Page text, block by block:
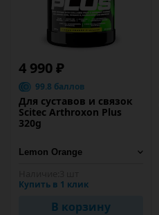
4 990 ₽
99.8 баллов
Для суставов и связок
Scitec Arthroxon Plus
320g
Купить в 1 клик
В корзину